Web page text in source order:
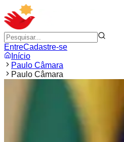
EntreCadastre-se
Início
Paulo Câmara
Paulo Câmara